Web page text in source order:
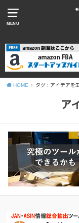
MENU
HOME タグ : アイデアを
ア